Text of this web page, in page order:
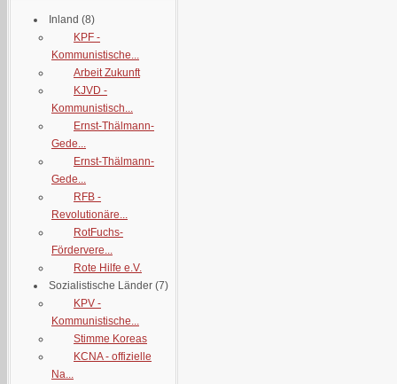
Inland (8)
KPF -
Kommunistische...
Arbeit Zukunft
KJVD -
Kommunistisch...
Ernst-Thälmann-
Gede...
Ernst-Thälmann-
Gede...
RFB -
Revolutionäre...
RotFuchs-
Fördervere...
Rote Hilfe e.V.
Sozialistische Länder (7)
KPV -
Kommunistische...
Stimme Koreas
KCNA - offizielle
Na...